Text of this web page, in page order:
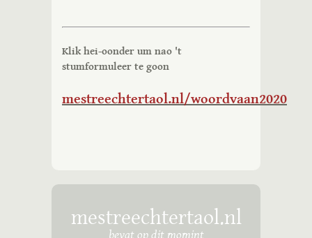
Klik hei-oonder um nao 't
stumformuleer te goon
mestreechtertaol.nl/woordvaan2020
mestreechtertaol.nl
bevat op dit momint